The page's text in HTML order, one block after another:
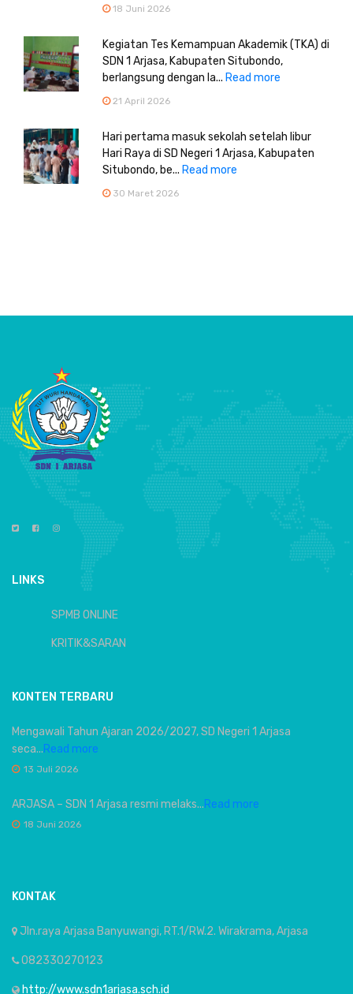
18 Juni 2026
Kegiatan Tes Kemampuan Akademik (TKA) di
SDN 1 Arjasa, Kabupaten Situbondo,
berlangsung dengan la... Read more
21 April 2026
Hari pertama masuk sekolah setelah libur
Hari Raya di SD Negeri 1 Arjasa, Kabupaten
Situbondo, be... Read more
30 Maret 2026
LINKS
SPMB ONLINE
KRITIK&SARAN
KONTEN TERBARU
Mengawali Tahun Ajaran 2026/2027, SD Negeri 1 Arjasa
seca...Read more
13 Juli 2026
ARJASA – SDN 1 Arjasa resmi melaks...Read more
18 Juni 2026
KONTAK
Jln.raya Arjasa Banyuwangi, RT.1/RW.2. Wirakrama, Arjasa
082330270123
http://www.sdn1arjasa.sch.id